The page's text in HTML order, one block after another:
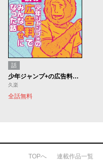
話
少年ジャンプ+の広告料でみんな幸せになった話
久楽
全話無料
TOPへ 連載作品一覧